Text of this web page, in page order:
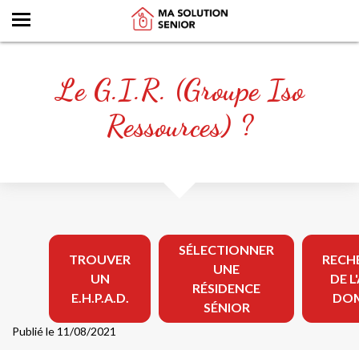
Le G.I.R. (Groupe Iso
Ressources) ?
TROUVER
UN
E.H.P.A.D.
SÉLECTIONNER
UNE
RÉSIDENCE
SÉNIOR
DE
Publié le 11/08/2021